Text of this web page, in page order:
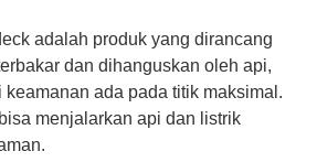
adalah produk yang dirancang
dan dihanguskan oleh api,
ada pada titik maksimal.
menjalarkan api dan listrik